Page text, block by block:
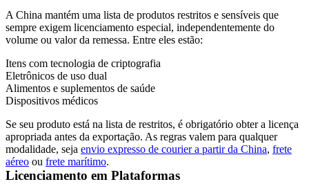
A China mantém uma lista de produtos restritos e sensíveis que
sempre exigem licenciamento especial, independentemente do
volume ou valor da remessa. Entre eles estão:
Itens com tecnologia de criptografia
Eletrônicos de uso dual
Alimentos e suplementos de saúde
Dispositivos médicos
Se seu produto está na lista de restritos, é obrigatório obter a licença
apropriada antes da exportação. As regras valem para qualquer
modalidade, seja envio expresso de courier a partir da China, frete
aéreo ou frete marítimo.
Licenciamento em Plataformas